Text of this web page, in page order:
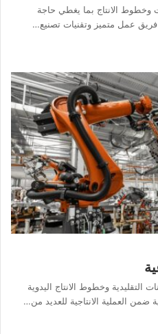
وخطوط الانتاج بما يغطي حاجة
عمل متميز وتقنيات تصنيع…
التقليدية وخطوط الانتاج اليدوية
ضمن العملية الانتاجية للعديد من…